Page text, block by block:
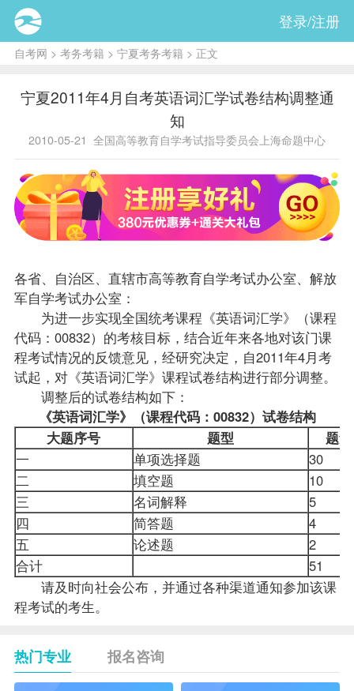
登录/注册
自考网 > 考务考籍 > 宁夏考务考籍 > 正文
宁夏2011年4月自考英语词汇学试卷结构调整通
知
2010-05-21 全国高等教育自学考试指导委员会上海命题中心
各省、自治区、直辖市高等教育自学考试办公室、解放
军自学考试办公室：
为进一步实现全国统考课程 《英语词汇学》（课程
代码：00832）的考核目标，结合近年来各地对该门课
程考试情况的反馈意见，经研究决定，自2011年4月考
试起，对《英语词汇学》课程试卷结构进行部分调整。
调整后的试卷结构如下：
《英语词汇学》（课程代码：00832）试卷结构
大题序号
题型
题量
一
单项选择题
30
二
填空题
10
三
名词解释
5
四
简答题
4
五
论述题
2
合计
51
请及时向社会公布，并通过各种渠道通知参加该课
程考试的考生。
热门专业 报名咨询